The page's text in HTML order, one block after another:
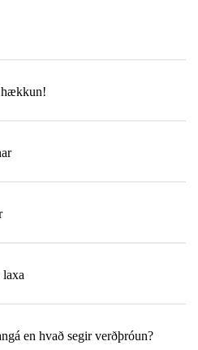
laxa
en hvað segir verðþróun?